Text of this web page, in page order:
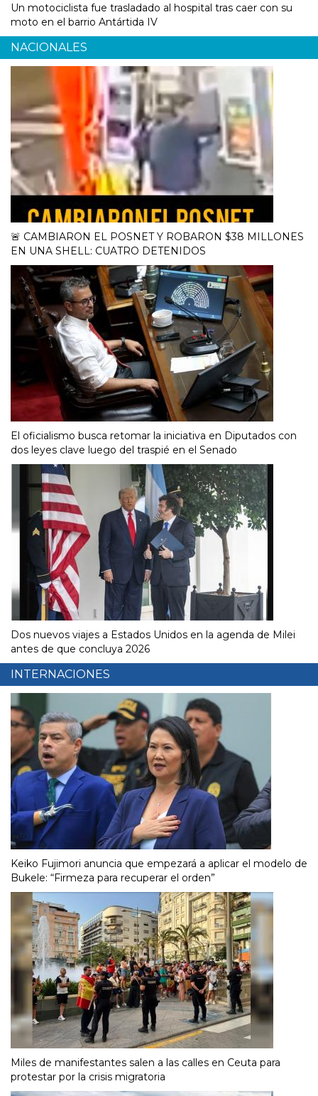
Un motociclista fue trasladado al hospital tras caer con su
moto en el barrio Antártida IV
NACIONALES
🚨 CAMBIARON EL POSNET Y ROBARON $38 MILLONES
EN UNA SHELL: CUATRO DETENIDOS
El oficialismo busca retomar la iniciativa en Diputados con
dos leyes clave luego del traspié en el Senado
Dos nuevos viajes a Estados Unidos en la agenda de Milei
antes de que concluya 2026
INTERNACIONES
Keiko Fujimori anuncia que empezará a aplicar el modelo de
Bukele: “Firmeza para recuperar el orden”
Miles de manifestantes salen a las calles en Ceuta para
protestar por la crisis migratoria